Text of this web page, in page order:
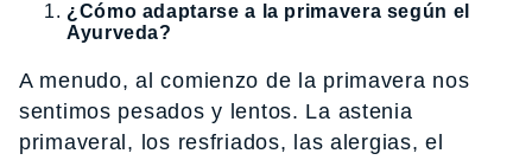
¿Cómo adaptarse a la primavera según el
Ayurveda?
A menudo, al comienzo de la primavera nos
sentimos pesados y lentos. La astenia
primaveral, los resfriados, las alergias, el